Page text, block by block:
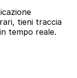
tieni traccia
tempo reale.